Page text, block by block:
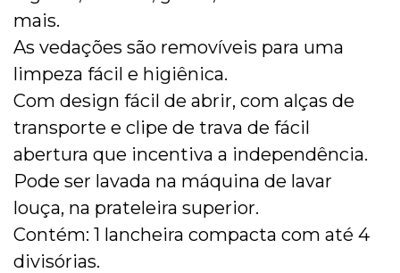
mais.
As vedações são removíveis para uma
limpeza fácil e higiênica.
Com design fácil de abrir, com alças de
transporte e clipe de trava de fácil
abertura que incentiva a independência.
Pode ser lavada na máquina de lavar
louça, na prateleira superior.
Contém: 1 lancheira compacta com até 4
divisórias.